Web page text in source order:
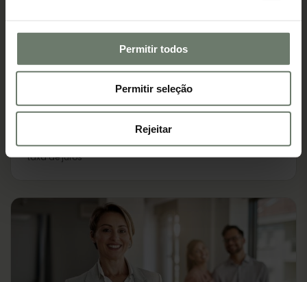
Permitir todos
Permitir seleção
Rejeitar
Twinkloo Radar
Como vai evoluir a taxa de juros em
Conheça os fatores que vão determinar a performance da
taxa de juros